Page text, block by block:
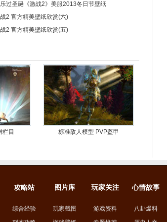
过圣诞《激战2》美服2013冬日节壁纸
2 官方精美壁纸欣赏(六)
2 官方精美壁纸欣赏(五)
栏目 标准敌人模型 PVP盔甲
攻略站
综合经验
图片库
玩家截图
玩家关注
游戏资料
心情故事
八卦爆料